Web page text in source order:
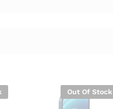
Out Of Stock